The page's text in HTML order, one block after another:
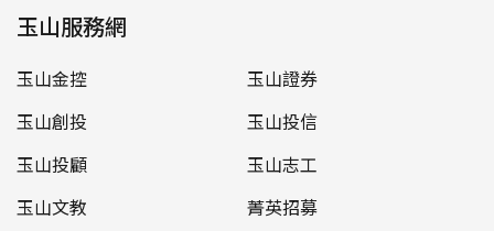
玉山服務網
玉山金控
玉山證券
玉山創投
玉山投信
玉山投顧
玉山志工
玉山文教
菁英招募